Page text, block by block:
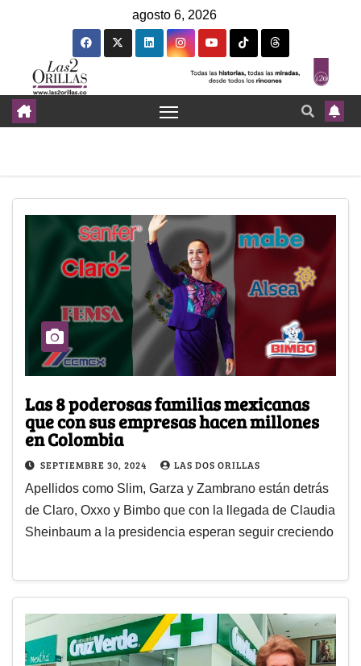
agosto 6, 2026
Las 8 poderosas familias mexicanas
que con sus empresas hacen millones
en Colombia
SEPTIEMBRE 30, 2024 LAS DOS ORILLAS
Apellidos como Slim, Garza y Zambrano están detrás
de Claro, Oxxo y Bimbo que con la llegada de Claudia
Sheinbaum a la presidencia esperan seguir creciendo